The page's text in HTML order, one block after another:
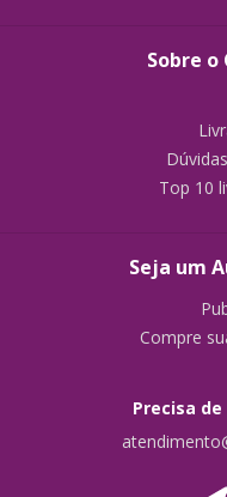
Sobre
Top 10
Seja um
Compre
Precisa